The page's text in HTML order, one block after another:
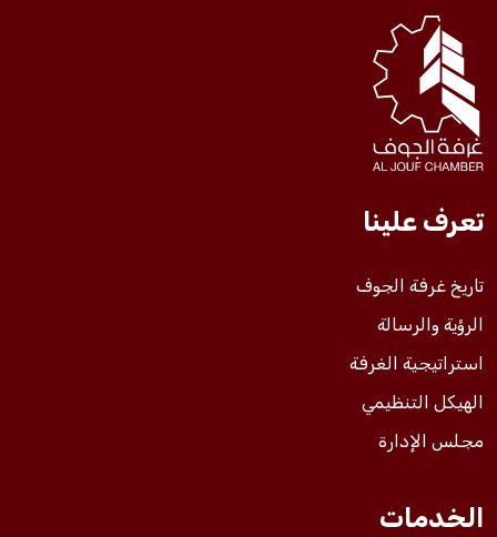
المركز الإعلامي
فعاليات الغرفة
فعاليات الجوف
مشاريع الغرفة
تعرف علينا
تاريخ غرفة الجوف
الرؤية والرسالة
استراتيجية الغرفة
الهيكل التنظيمي
مجلس الإدارة
الخدمات